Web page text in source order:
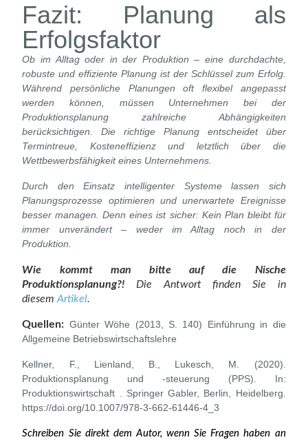
Fazit: Planung als
Erfolgsfaktor
Ob im Alltag oder in der Produktion – eine durchdachte,
robuste und effiziente Planung ist der Schlüssel zum Erfolg.
Während persönliche Planungen oft flexibel angepasst
werden können, müssen Unternehmen bei der
Produktionsplanung zahlreiche Abhängigkeiten
berücksichtigen. Die richtige Planung entscheidet über
Termintreue, Kosteneffizienz und letztlich über die
Wettbewerbsfähigkeit eines Unternehmens.
Durch den Einsatz intelligenter Systeme lassen sich
Planungsprozesse optimieren und unerwartete Ereignisse
besser managen. Denn eines ist sicher: Kein Plan bleibt für
immer unverändert – weder im Alltag noch in der
Produktion.
Wie kommt man bitte auf die Nische
Produktionsplanung?! Die Antwort finden Sie in
diesemArtikel.
Quellen: Günter Wöhe (2013, S. 140) Einführung in die
Allgemeine Betriebswirtschaftslehre
Kellner, F., Lienland, B., Lukesch, M. (2020).
Produktionsplanung und -steuerung (PPS). In:
Produktionswirtschaft . Springer Gabler, Berlin, Heidelberg.
https://doi.org/10.1007/978-3-662-61446-4_3
Schreiben Sie direkt dem Autor, wenn Sie Fragen haben an